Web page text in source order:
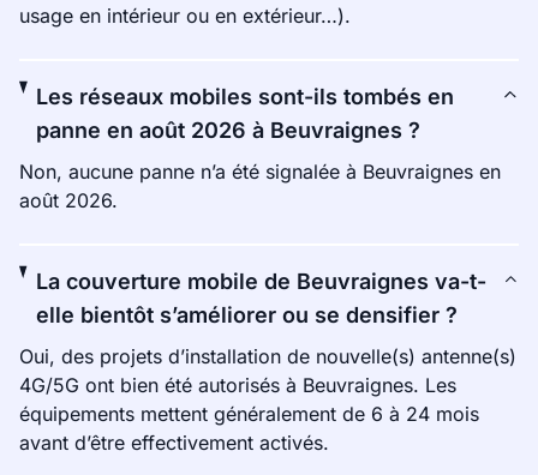
usage en intérieur ou en extérieur…).
Les réseaux mobiles sont-ils tombés en
panne en août 2026 à Beuvraignes ?
Non, aucune panne n’a été signalée à Beuvraignes en
août 2026.
La couverture mobile de Beuvraignes va-t-
elle bientôt s’améliorer ou se densifier ?
Oui, des projets d’installation de nouvelle(s) antenne(s)
4G/5G ont bien été autorisés à Beuvraignes. Les
équipements mettent généralement de 6 à 24 mois
avant d’être effectivement activés.